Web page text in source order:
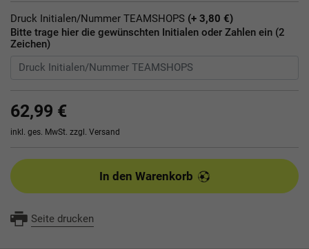
Druck Initialen/Nummer TEAMSHOPS (+ 3,80 €)
Bitte trage hier die gewünschten Initialen oder Zahlen ein (2
Zeichen)
62,99 €
inkl. ges. MwSt. zzgl. Versand
In den Warenkorb
Seite drucken